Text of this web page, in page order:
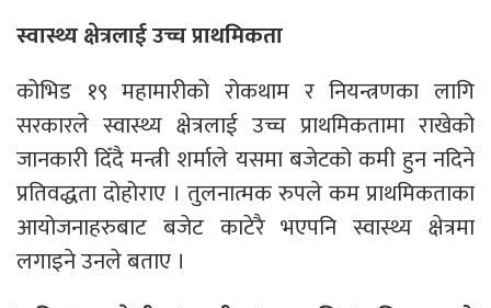
स्वास्थ्य क्षेत्रलाई उच्च प्राथमिकता
कोभिड १९ महामारीको रोकथाम र नियन्त्रणका लागि
सरकारले स्वास्थ्य क्षेत्रलाई उच्च प्राथमिकतामा राखेको
जानकारी दिँदै मन्त्री शर्माले यसमा बजेटको कमी हुन नदिने
प्रतिवद्धता दोहोराए । तुलनात्मक रुपले कम प्राथमिकताका
आयोजनाहरुबाट बजेट काटेरै भएपनि स्वास्थ्य क्षेत्रमा
लगाइने उनले बताए ।